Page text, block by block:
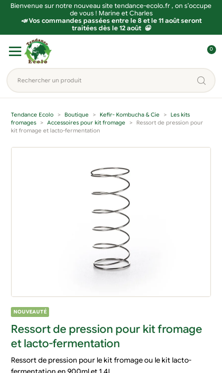
Bienvenue sur notre nouveau site tendance-ecolo.fr , on s’occupe
de vous ! Marine et Charles
📣 Vos commandes passées entre le 8 et le 11 août seront
traitées dès le 12 août 😀
navigation
contenu
Rechercher
un
produit...
o
n
x
o
0
Tendance Ecolo Boutique Kefir- Kombucha & Cie
Les kits
fromages
Accessoires pour kit fromage
Ressort de pression pour
kit fromage et lacto-fermentation
NOUVEAUTÉ
Ressort de pression pour kit fromage
et lacto-fermentation
Ressort de pression pour le kit fromage ou le kit lacto-